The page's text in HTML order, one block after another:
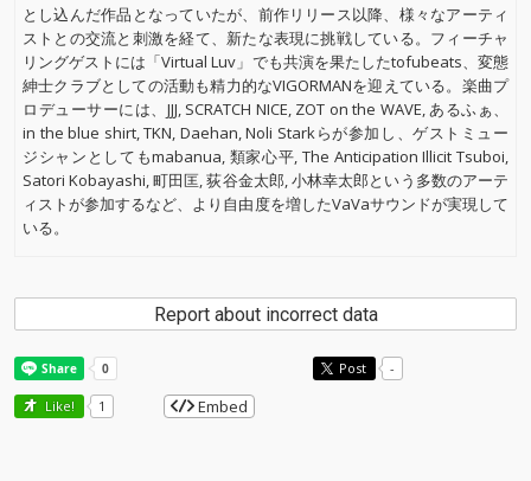
とし込んだ作品となっていたが、前作リリース以降、様々なアーティ
ストとの交流と刺激を経て、新たな表現に挑戦している。フィーチャ
リングゲストには「Virtual Luv」でも共演を果たしたtofubeats、変態
紳士クラブとしての活動も精力的なVIGORMANを迎えている。楽曲プ
ロデューサーには、JJJ, SCRATCH NICE, ZOT on the WAVE, あるふぁ、
in the blue shirt, TKN, Daehan, Noli Starkらが参加し、ゲストミュー
ジシャンとしてもmabanua, 類家心平, The Anticipation Illicit Tsuboi,
Satori Kobayashi, 町田匡, 荻谷金太郎, 小林幸太郎という多数のアーテ
ィストが参加するなど、より自由度を増したVaVaサウンドが実現して
いる。
Report about incorrect data
Post -
Like! 1 Embed